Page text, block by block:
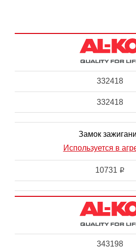
332418
332418
Замок
Используется в
10731 i
343198